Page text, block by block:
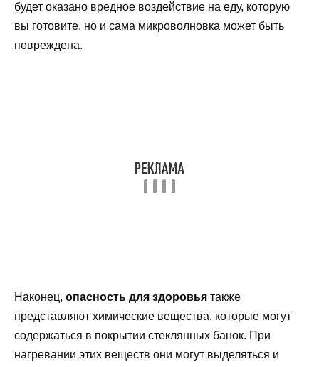
будет оказано вредное воздействие на еду, которую
вы готовите, но и сама микроволновка может быть
повреждена.
Наконец, опасность для здоровья также
представляют химические вещества, которые могут
содержаться в покрытии стеклянных банок. При
нагревании этих веществ они могут выделяться и